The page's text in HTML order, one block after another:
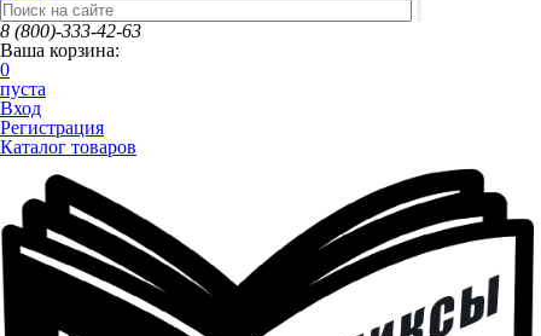
8 (800)-333-42-63
Ваша корзина:
0
пуста
Вход
Регистрация
Каталог товаров